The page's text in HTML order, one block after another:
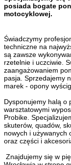
posiada bogate
motocyklowej.
Świadczymy
techniczne na
są zawsze
rzetelnie i uczciwie.
zaangażowaniem
pasja. Sprzedajemy
marek - opony
Dysponujemy halą o
warsztatowymi
Probike.
skuterów, quadów,
nowych i używanych
oraz części i
Znajdujemy się w